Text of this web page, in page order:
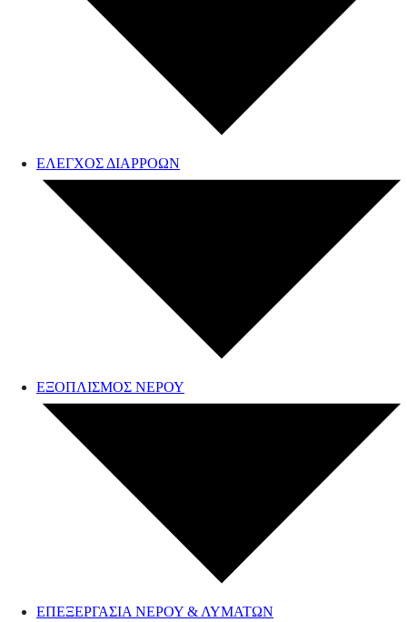
ΕΛΕΓΧΟΣ ΔΙΑΡΡΟΩΝ
ΕΞΟΠΛΙΣΜΟΣ ΝΕΡΟΥ
ΕΠΕΞΕΡΓΑΣΙΑ ΝΕΡΟΥ & ΛΥΜΑΤΩΝ